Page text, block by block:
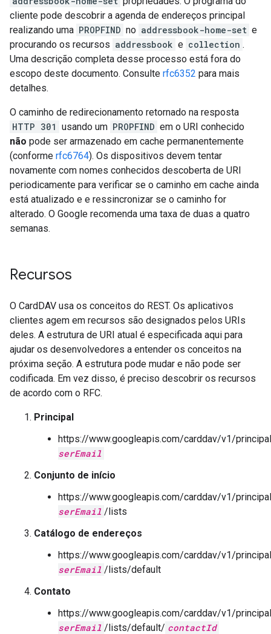
cliente pode descobrir a agenda de endereços principal
realizando uma PROPFIND no addressbook-home-set e
procurando os recursos addressbook e collection .
Uma descrição completa desse processo está fora do
escopo deste documento. Consulte rfc6352 para mais
detalhes.
O caminho de redirecionamento retornado na resposta
HTTP 301 usando um PROPFIND em o URI conhecido
não pode ser armazenado em cache permanentemente
(conforme rfc6764). Os dispositivos devem tentar
novamente com nomes conhecidos descoberta de URI
periodicamente para verificar se o caminho em cache ainda
está atualizado e e ressincronizar se o caminho for
alterado. O Google recomenda uma taxa de duas a quatro
semanas.
Recursos
O CardDAV usa os conceitos do REST. Os aplicativos
clientes agem em recursos são designados pelos URIs
deles. A estrutura de URI atual é especificada aqui para
ajudar os desenvolvedores a entender os conceitos na
próxima seção. A estrutura pode mudar e não pode ser
codificada. Em vez disso, é preciso descobrir os recursos
de acordo com o RFC.
Principal
https://www.googleapis.com/carddav/v1/
serEmail
Conjunto de início
https://www.googleapis.com/carddav/v1/
serEmail /lists
Catálogo de endereços
https://www.googleapis.com/carddav/v1/
serEmail /lists/default
Contato
https://www.googleapis.com/carddav/v1/
serEmail /lists/default/ contactId